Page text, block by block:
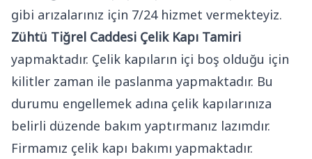
gibi arızalarınız için 7/24 hizmet vermekteyiz.
Zühtü Tiğrel Caddesi Çelik Kapı Tamiri
yapmaktadır. Çelik kapıların içi boş olduğu için
kilitler zaman ile paslanma yapmaktadır. Bu
durumu engellemek adına çelik kapılarınıza
belirli düzende bakım yaptırmanız lazımdır.
Firmamız çelik kapı bakımı yapmaktadır.